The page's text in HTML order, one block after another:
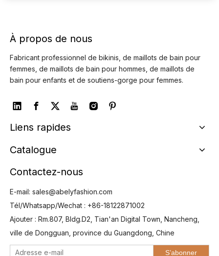
À propos de nous
Fabricant professionnel de bikinis, de maillots de bain pour
femmes, de maillots de bain pour hommes, de maillots de
bain pour enfants et de soutiens-gorge pour femmes.
Liens rapides
Catalogue
Contactez-nous
E-mail: sales@abelyfashion.com
Tél/Whatsapp/Wechat : +86-18122871002
Ajouter : Rm.807, Bldg.D2, Tian'an Digital Town, Nancheng,
ville de Dongguan, province du Guangdong, Chine
S’abonner